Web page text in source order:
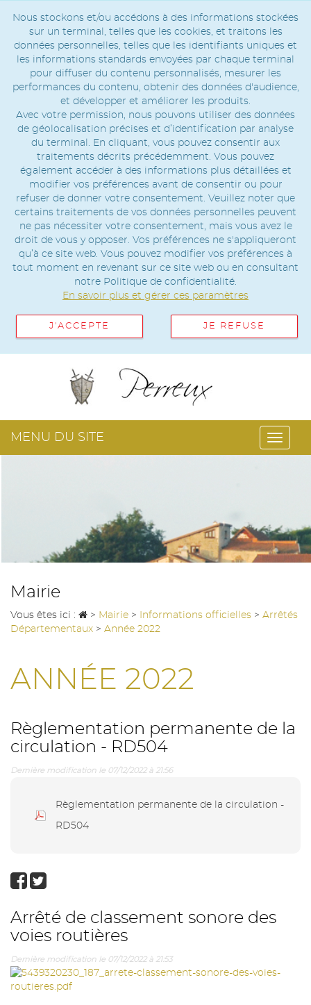
Nous stockons et/ou accédons à des informations stockées
sur un terminal, telles que les cookies, et traitons les
données personnelles, telles que les identifiants uniques et
les informations standards envoyées par chaque terminal
pour diffuser du contenu personnalisés, mesurer les
performances du contenu, obtenir des données d'audience,
et développer et améliorer les produits.
Avec votre permission, nous pouvons utiliser des données
de géolocalisation précises et d’identification par analyse
du terminal. En cliquant, vous pouvez consentir aux
traitements décrits précédemment. Vous pouvez
également accéder à des informations plus détaillées et
modifier vos préférences avant de consentir ou pour
refuser de donner votre consentement. Veuillez noter que
certains traitements de vos données personnelles peuvent
ne pas nécessiter votre consentement, mais vous avez le
droit de vous y opposer. Vos préférences ne s'appliqueront
qu’à ce site web. Vous pouvez modifier vos préférences à
tout moment en revenant sur ce site web ou en consultant
notre Politique de confidentialité.
En savoir plus et gérer ces paramètres
J'ACCEPTE JE REFUSE
MENU DU SITE
Mairie
Vous êtes ici : > Mairie > Informations officielles > Arrêtés
Départementaux > Année 2022
ANNÉE 2022
Règlementation permanente de la
circulation - RD504
Dernière modification le 07/12/2022 à 21:56
Règlementation permanente de la circulation -
RD504
Arrêté de classement sonore des
voies routières
Dernière modification le 07/12/2022 à 21:53